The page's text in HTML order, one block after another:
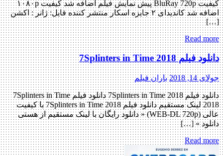
کیفیت BluRay 720p پیش نمایش فیلم اضافه شد کیفیت ۱۰۸۰p
اضافه شد کاندیدای ۲ جایزه اسکار منتشر کننده فایل: ژانر : اکشن
[…]
Read more
دانلود فیلم 7Splinters in Time 2018
جولای 14, 2018 باران فیلم
دانلود فیلم 7Splinters in Time 2018 دانلود فیلم 7Splinters in Time
2018 لینک مستقیم دانلود فیلم 7Splinters in Time 2018 با کیفیت
عالی (WEB-DL 720p) « دانلود رایگان با لینک مستقیم از هستی
دانلود » […]
Read more